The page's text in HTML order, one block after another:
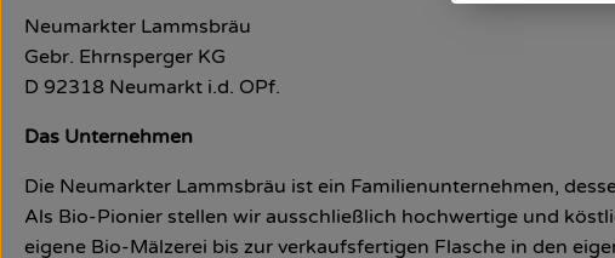
Neumarkter Lammsbräu
Gebr. Ehrnsperger KG
D 92318 Neumarkt i.d. OPf.
Das Unternehmen
Die Neumarkter Lammsbräu ist ein Familienunternehmen,
Als Bio-Pionier stellen wir ausschließlich hochwertige und
eigene Bio-Mälzerei bis zur verkaufsfertigen Flasche in den